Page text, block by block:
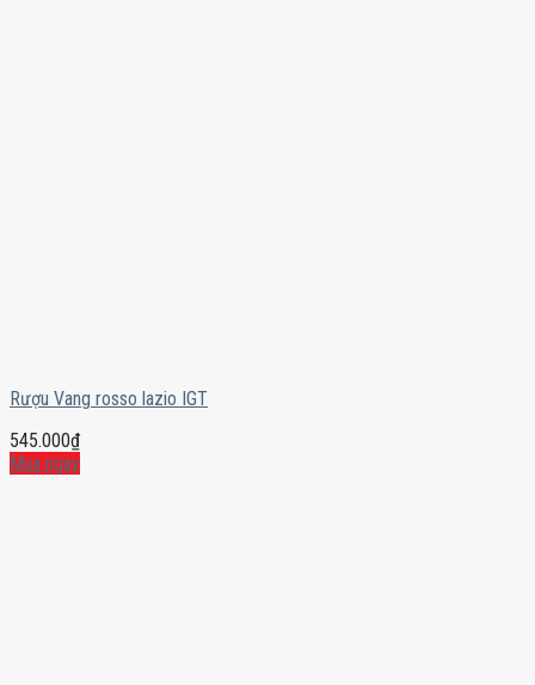
Rượu Vang rosso lazio IGT
545.000₫
Mua ngay